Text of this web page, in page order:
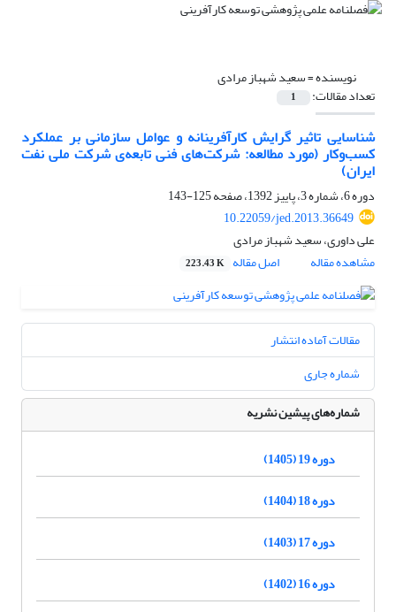
نویسنده =سعید شهباز مرادی
تعداد مقالات: 1
شناسایی تاثیر گرایش کارآفرینانه و عوامل سازمانی بر عملکرد
کسب‌وکار (مورد مطالعه: شرکت‌های فنی تابعه‌ی شرکت ملی نفت
ایران)
دوره 6، شماره 3، پاییز 1392، صفحه
125-143
10.22059/jed.2013.36649
علی داوری، سعید شهباز مرادی
مشاهده مقاله
اصل مقاله 223.43 K
مقالات آماده انتشار
شماره جاری
شماره‌های پیشین نشریه
دوره 19 (1405)
دوره 18 (1404)
دوره 17 (1403)
دوره 16 (1402)